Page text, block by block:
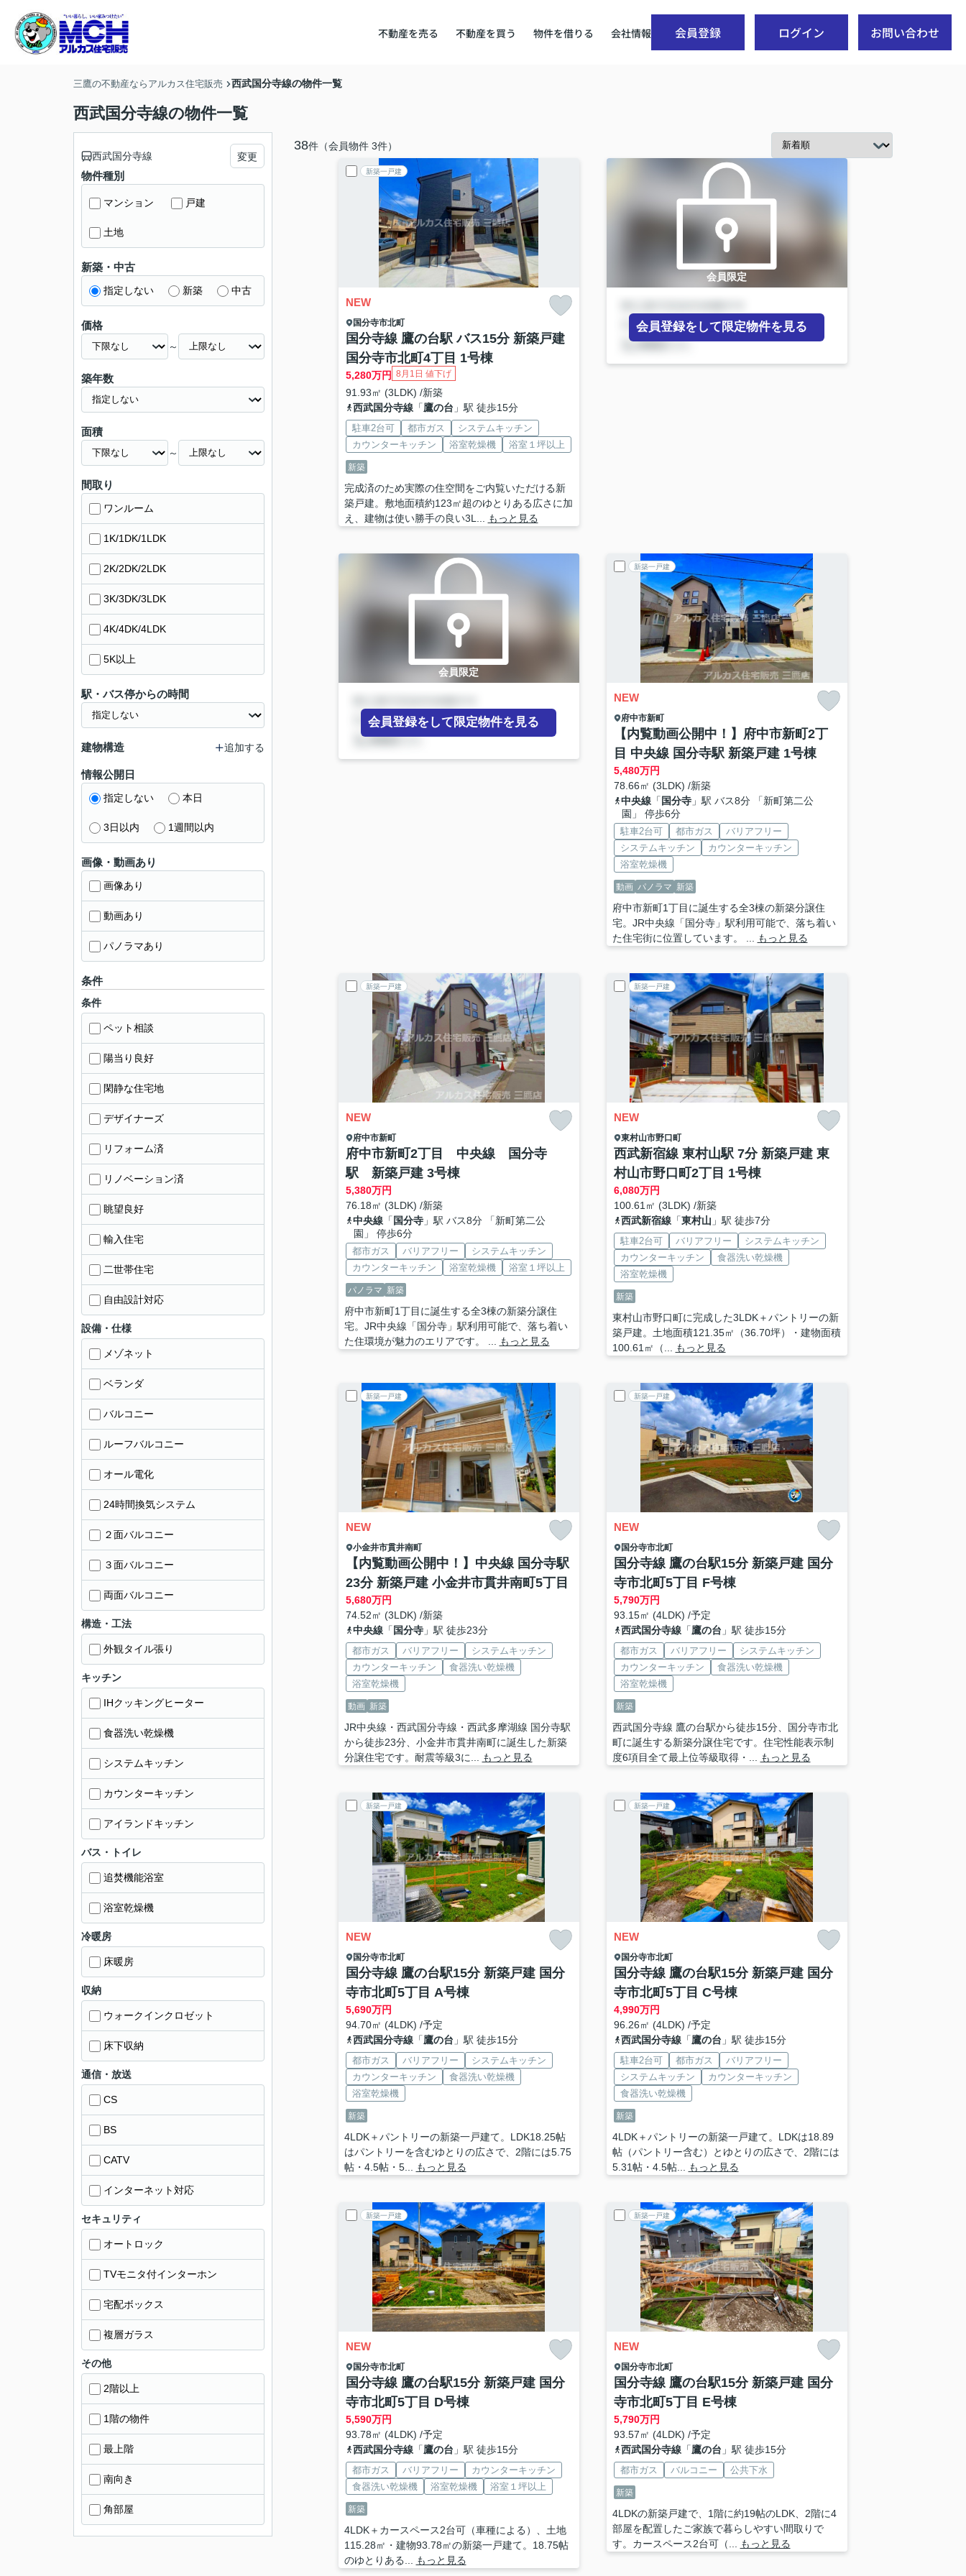
不動産を売る 不動産を買う 物件を借りる 会社情報 会員登録 ログイン お問い合わせ
三鷹の不動産ならアルカス住宅販売 西武国分寺線の物件一覧
西武国分寺線の物件一覧
38件（会員物件 3件）
新築一戸建
NEW
国分寺市北町
国分寺線 鷹の台駅 バス15分 新築戸建
国分寺市北町4丁目 1号棟
5,280万円 8月1日 値下げ
91.93㎡ (3LDK) /新築
西武国分寺線「鷹の台 」駅 徒歩15分
駐車2台可 都市ガス
システムキッチン
カウンターキッチン
浴室乾燥機 浴室１坪以上
新築
完成済のため実際の住空間をご内覧いただける新
築戸建。敷地面積約123㎡超のゆとりある広さに加
え、建物は使い勝手の良い3L...
もっと見る
会員限定
会員登録をして限定物件を見る
会員限定
会員登録をして限定物件を見る
新築一戸建
NEW
府中市新町
【内覧動画公開中！】府中市新町2丁
目 中央線 国分寺駅 新築戸建 1号棟
5,480万円
78.66㎡ (3LDK) /新築
中央線「 国分寺」駅 バス8分 「新町第二公
園」 停歩6分
駐車2台可 都市ガス
バリアフリー
システムキッチン
カウンターキッチン
浴室乾燥機
動画 パノラマ 新築
府中市新町1丁目に誕生する全3棟の新築分譲住
宅。JR中央線「国分寺」駅利用可能で、落ち着い
た住宅街に位置しています。 ...
もっと見る
新築一戸建
NEW
府中市新町
府中市新町2丁目 中央線 国分寺
駅 新築戸建 3号棟
5,380万円
76.18㎡ (3LDK) /新築
中央線「 国分寺」駅 バス8分 「新町第二公
園」 停歩6分
都市ガス バリアフリー
システムキッチン
カウンターキッチン
浴室乾燥機 浴室１坪以上
パノラマ 新築
府中市新町1丁目に誕生する全3棟の新築分譲住
宅。JR中央線「国分寺」駅利用可能で、落ち着い
た住環境が魅力のエリアです。 ...
もっと見る
新築一戸建
NEW
東村山市野口町
西武新宿線 東村山駅 7分 新築戸建 東
村山市野口町2丁目 1号棟
6,080万円
100.61㎡ (3LDK) /新築
西武新宿線「東村山 」駅 徒歩7分
駐車2台可 バリアフリー
システムキッチン
カウンターキッチン
食器洗い乾燥機
浴室乾燥機
新築
東村山市野口町に完成した3LDK＋パントリーの新
築戸建。土地面積121.35㎡（36.70坪）・建物面積
100.61㎡（...
もっと見る
新築一戸建
NEW
小金井市貫井南町
【内覧動画公開中！】中央線 国分寺駅
23分 新築戸建 小金井市貫井南町5丁目
5,680万円
74.52㎡ (3LDK) /新築
中央線「 国分寺」駅 徒歩23分
都市ガス バリアフリー
システムキッチン
カウンターキッチン
食器洗い乾燥機
浴室乾燥機
動画 新築
JR中央線・西武国分寺線・西武多摩湖線 国分寺駅
から徒歩23分、小金井市貫井南町に誕生した新築
分譲住宅です。耐震等級3に...
もっと見る
新築一戸建
NEW
国分寺市北町
国分寺線 鷹の台駅15分 新築戸建 国分
寺市北町5丁目 F号棟
5,790万円
93.15㎡ (4LDK) /予定
西武国分寺線「鷹の台 」駅 徒歩15分
都市ガス バリアフリー
システムキッチン
カウンターキッチン
食器洗い乾燥機
浴室乾燥機
新築
西武国分寺線 鷹の台駅から徒歩15分、国分寺市北
町に誕生する新築分譲住宅です。住宅性能表示制
度6項目全て最上位等級取得・...
もっと見る
新築一戸建
NEW
国分寺市北町
国分寺線 鷹の台駅15分 新築戸建 国分
寺市北町5丁目 A号棟
5,690万円
94.70㎡ (4LDK) /予定
西武国分寺線「鷹の台 」駅 徒歩15分
都市ガス バリアフリー
システムキッチン
カウンターキッチン
食器洗い乾燥機
浴室乾燥機
新築
4LDK＋パントリーの新築一戸建て。LDK18.25帖
はパントリーを含むゆとりの広さで、2階には5.75
帖・4.5帖・5...
もっと見る
新築一戸建
NEW
国分寺市北町
国分寺線 鷹の台駅15分 新築戸建 国分
寺市北町5丁目 C号棟
4,990万円
96.26㎡ (4LDK) /予定
西武国分寺線「鷹の台 」駅 徒歩15分
駐車2台可 都市ガス
バリアフリー
システムキッチン
カウンターキッチン
食器洗い乾燥機
新築
4LDK＋パントリーの新築一戸建て。LDKは18.89
帖（パントリー含む）とゆとりの広さで、2階には
5.31帖・4.5帖...
もっと見る
新築一戸建
NEW
国分寺市北町
国分寺線 鷹の台駅15分 新築戸建 国分
寺市北町5丁目 D号棟
5,590万円
93.78㎡ (4LDK) /予定
西武国分寺線「鷹の台 」駅 徒歩15分
都市ガス バリアフリー
カウンターキッチン
食器洗い乾燥機
浴室乾燥機 浴室１坪以上
新築
4LDK＋カースペース2台可（車種による）、土地
115.28㎡・建物93.78㎡の新築一戸建て。18.75帖
のゆとりある...
もっと見る
新築一戸建
NEW
国分寺市北町
国分寺線 鷹の台駅15分 新築戸建 国分
寺市北町5丁目 E号棟
5,790万円
93.57㎡ (4LDK) /予定
西武国分寺線「鷹の台 」駅 徒歩15分
都市ガス バルコニー 公共下水
新築
4LDKの新築戸建で、1階に約19帖のLDK、2階に4
部屋を配置したご家族で暮らしやすい間取りで
す。カースペース2台可（...
もっと見る
西武国分寺線 変更
物件種別
マンション 戸建
土地
新築・中古
指定しない 新築 中古
価格
～
築年数
面積
～
間取り
ワンルーム
1K/1DK/1LDK
2K/2DK/2LDK
3K/3DK/3LDK
4K/4DK/4LDK
5K以上
駅・バス停からの時間
建物構造 追加する
情報公開日
指定しない 本日
3日以内 1週間以内
画像・動画あり
画像あり
動画あり
パノラマあり
条件
条件
ペット相談
陽当り良好
閑静な住宅地
デザイナーズ
リフォーム済
リノベーション済
眺望良好
輸入住宅
二世帯住宅
自由設計対応
設備・仕様
メゾネット
ベランダ
バルコニー
ルーフバルコニー
オール電化
24時間換気システム
２面バルコニー
３面バルコニー
両面バルコニー
構造・工法
外観タイル張り
キッチン
IHクッキングヒーター
食器洗い乾燥機
システムキッチン
カウンターキッチン
アイランドキッチン
バス・トイレ
追焚機能浴室
浴室乾燥機
冷暖房
床暖房
収納
ウォークインクロゼット
床下収納
通信・放送
CS
BS
CATV
インターネット対応
セキュリティ
オートロック
TVモニタ付インターホン
宅配ボックス
複層ガラス
その他
2階以上
1階の物件
最上階
南向き
角部屋